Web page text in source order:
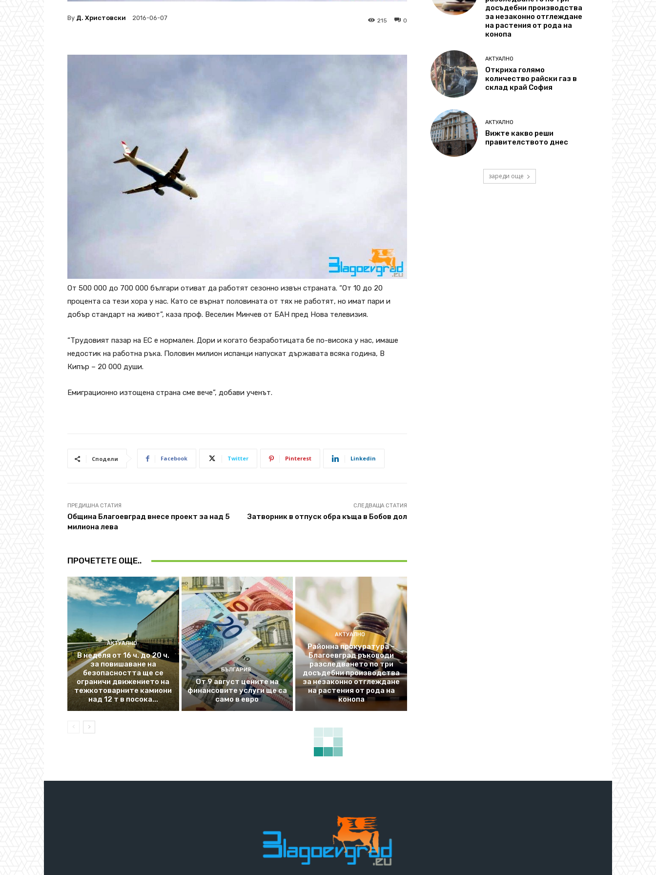
By Д. Христовски 2016-06-07 0
215
От 500 000 до 700 000 българи отиват да работят сезонно извън страната. “От 10 до 20
процента са тези хора у нас. Като се върнат половината от тях не работят, но имат пари и
добър стандарт на живот”, каза проф. Веселин Минчев от БАН пред Нова телевизия.
“Трудовият пазар на ЕС е нормален. Дори и когато безработицата бе по-висока у нас, имаше
недостик на работна ръка. Половин милион испанци напускат държавата всяка година, В
Кипър – 20 000 души.
Емиграционно изтощена страна сме вече”, добави ученът.
Сподели Facebook Twitter Pinterest Linkedin
ПРЕДИШНА СТАТИЯ
Община Благоевград внесе проект за над 5
милиона лева
СЛЕДВАЩА СТАТИЯ
Затворник в отпуск обра къща в Бобов дол
ПРОЧЕТЕТЕ ОЩЕ..
АКТУАЛНО
В неделя от 16 ч. до 20 ч.
за повишаване на
безопасността ще се
ограничи движението на
тежкотоварните камиони
над 12 т в посока...
БЪЛГАРИЯ
От 9 август цените на
финансовите услуги ще са
само в евро
АКТУАЛНО
Районна прокуратура –
Благоевград ръководи
разследването по три
досъдебни производства
за незаконно отглеждане
на растения от рода на
конопа
досъдебни производства
за незаконно отглеждане
на растения от рода на
конопа
АКТУАЛНО
Откриха голямо
количество райски газ в
склад край София
АКТУАЛНО
Вижте какво реши
правителството днес
зареди още